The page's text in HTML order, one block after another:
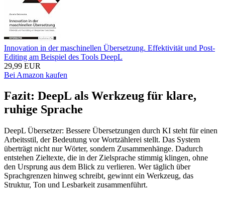
Innovation in der maschinellen Übersetzung. Effektivität und Post-
Editing am Beispiel des Tools DeepL
29,99 EUR
Bei Amazon kaufen
Fazit: DeepL als Werkzeug für klare,
ruhige Sprache
DeepL Übersetzer: Bessere Übersetzungen durch KI steht für einen
Arbeitsstil, der Bedeutung vor Wortzählerei stellt. Das System
überträgt nicht nur Wörter, sondern Zusammenhänge. Dadurch
entstehen Zieltexte, die in der Zielsprache stimmig klingen, ohne
den Ursprung aus dem Blick zu verlieren. Wer täglich über
Sprachgrenzen hinweg schreibt, gewinnt ein Werkzeug, das
Struktur, Ton und Lesbarkeit zusammenführt.